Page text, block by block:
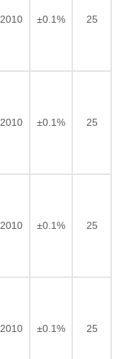
2010 ±0.1% 25
2010 ±0.1% 25
2010 ±0.1% 25
2010 ±0.1% 25